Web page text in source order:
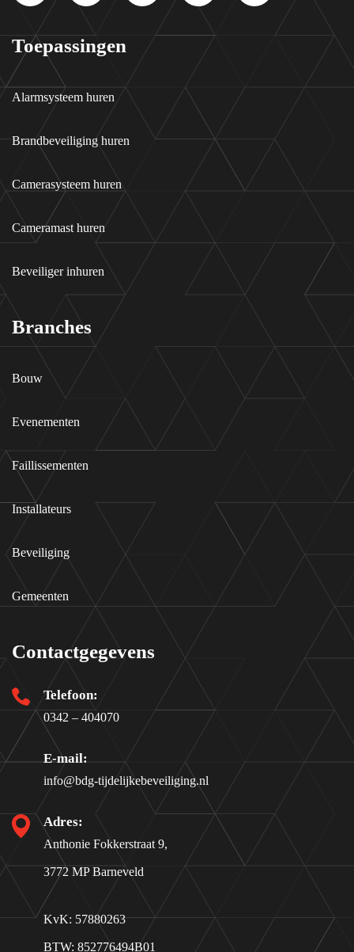
Toepassingen
Alarmsysteem huren
Brandbeveiliging huren
Camerasysteem huren
Cameramast huren
Beveiliger inhuren
Branches
Bouw
Evenementen
Faillissementen
Installateurs
Beveiliging
Gemeenten
Contactgegevens
Telefoon:
0342 – 404070
E-mail:
info@bdg-tijdelijkebeveiliging.nl
Adres:
Anthonie Fokkerstraat 9,
3772 MP Barneveld
KvK: 57880263
BTW: 852776494B01